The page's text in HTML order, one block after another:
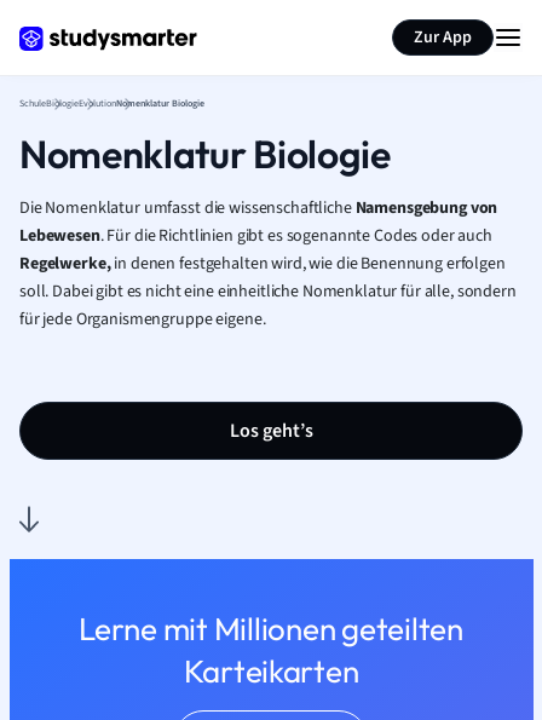
Zur App
SchuleBiologieEvolutionNomenklatur Biologie
Nomenklatur Biologie
Die Nomenklatur umfasst die wissenschaftliche Namensgebung von
Lebewesen. Für die Richtlinien gibt es sogenannte Codes oder auch
Regelwerke,in denen festgehalten wird, wie die Benennung erfolgen
soll. Dabei gibt es nicht eine einheitliche Nomenklatur für alle, sondern
für jede Organismengruppe eigene.
Los geht’s
Lerne mit Millionen geteilten
Karteikarten
Seite zusammenfassen